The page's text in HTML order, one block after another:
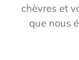
chèvres et
que nous